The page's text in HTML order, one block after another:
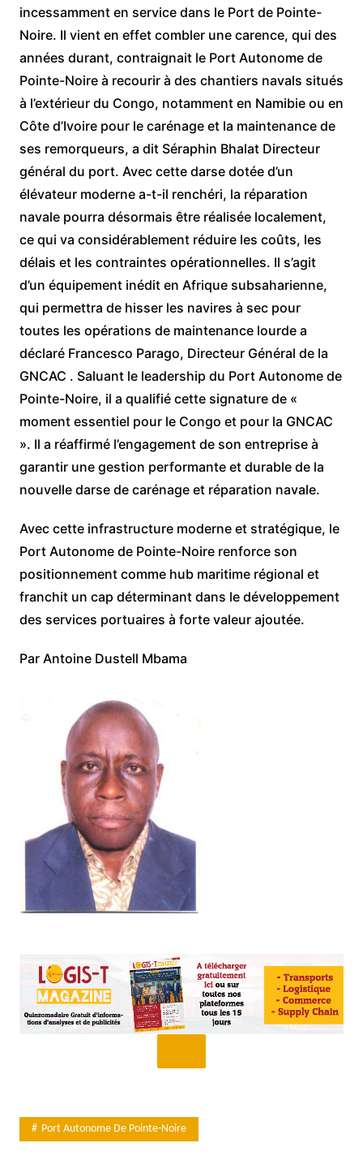
incessamment en service dans le Port de Pointe-
Noire. Il vient en effet combler une carence, qui des
années durant, contraignait le Port Autonome de
Pointe-Noire à recourir à des chantiers navals situés
à l’extérieur du Congo, notamment en Namibie ou en
Côte d’Ivoire pour le carénage et la maintenance de
ses remorqueurs, a dit Séraphin Bhalat Directeur
général du port. Avec cette darse dotée d’un
élévateur moderne a-t-il renchéri, la réparation
navale pourra désormais être réalisée localement,
ce qui va considérablement réduire les coûts, les
délais et les contraintes opérationnelles. Il s’agit
d’un équipement inédit en Afrique subsaharienne,
qui permettra de hisser les navires à sec pour
toutes les opérations de maintenance lourde a
déclaré Francesco Parago, Directeur Général de la
GNCAC . Saluant le leadership du Port Autonome de
Pointe-Noire, il a qualifié cette signature de «
moment essentiel pour le Congo et pour la GNCAC
». Il a réaffirmé l’engagement de son entreprise à
garantir une gestion performante et durable de la
nouvelle darse de carénage et réparation navale.
Avec cette infrastructure moderne et stratégique, le
Port Autonome de Pointe-Noire renforce son
positionnement comme hub maritime régional et
franchit un cap déterminant dans le développement
des services portuaires à forte valeur ajoutée.
Par Antoine Dustell Mbama
Port Autonome De Pointe-Noire